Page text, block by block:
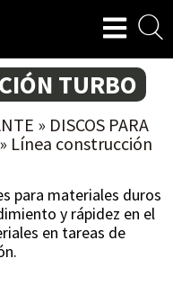
TURBO
» DISCOS PARA
» Línea construcción
para materiales duros
y rápidez en el
en tareas de